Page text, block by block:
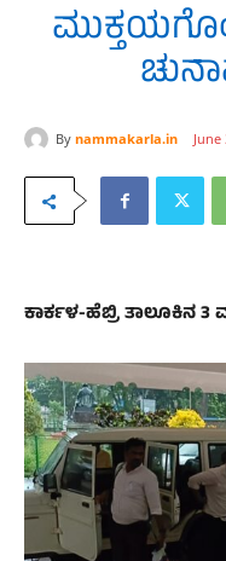
By nammakarla.in June
ಕಾರ್ಕಳ‌-ಹೆಬ್ರಿ ತಾಲೂಕಿನ